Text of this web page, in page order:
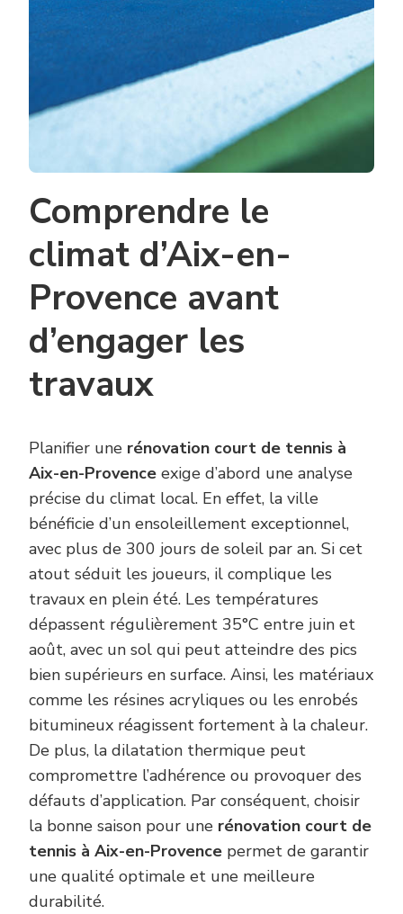
Comprendre le
climat d’Aix-en-
Provence avant
d’engager les
travaux
Planifier une rénovation court de tennis à
Aix-en-Provence exige d’abord une analyse
précise du climat local. En effet, la ville
bénéficie d’un ensoleillement exceptionnel,
avec plus de 300 jours de soleil par an. Si cet
atout séduit les joueurs, il complique les
travaux en plein été. Les températures
dépassent régulièrement 35°C entre juin et
août, avec un sol qui peut atteindre des pics
bien supérieurs en surface. Ainsi, les matériaux
comme les résines acryliques ou les enrobés
bitumineux réagissent fortement à la chaleur.
De plus, la dilatation thermique peut
compromettre l’adhérence ou provoquer des
défauts d’application. Par conséquent, choisir
la bonne saison pour une rénovation court de
tennis à Aix-en-Provence permet de garantir
une qualité optimale et une meilleure
durabilité.